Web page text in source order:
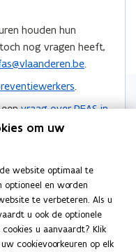
houden hun
nog vragen heeft,
.
.
eenvraag over PFAS in
om uw
website optimaal te
optioneel en worden
te verbeteren. Als u
u ook de optionele
u aanvaardt? Klik
cookievoorkeuren op elk